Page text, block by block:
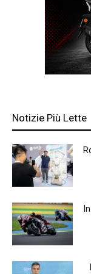
Notizie Più Lette